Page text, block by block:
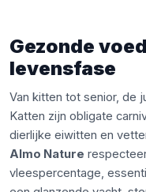
Gezonde
levensfase
Van kitten tot senior, de
Katten zijn obligate
dierlijke eiwitten en
Almo Nature
vleespercentage,